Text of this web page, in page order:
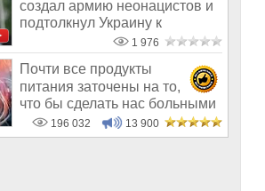
создал армию неонацистов и
подтолкнул Украину к
1 976
Почти все продукты
питания заточены на то,
что бы сделать нас больными
и бесплодным
196 032 13 900